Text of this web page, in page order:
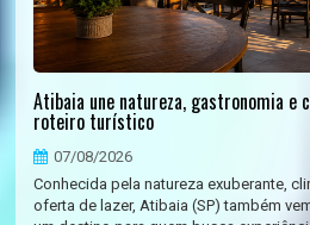
Atibaia une natureza, gastronomia e
roteiro turístico
07/08/2026
Conhecida pela natureza exuberante,
oferta de lazer, Atibaia (SP) também